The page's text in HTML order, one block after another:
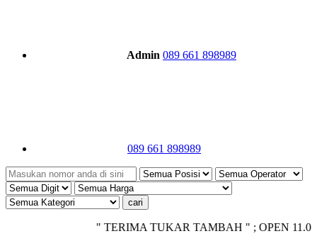
Admin 089 661 898989
089 661 898989
" TERIMA TUKAR TAMBAH " ; OPEN 11.00 -